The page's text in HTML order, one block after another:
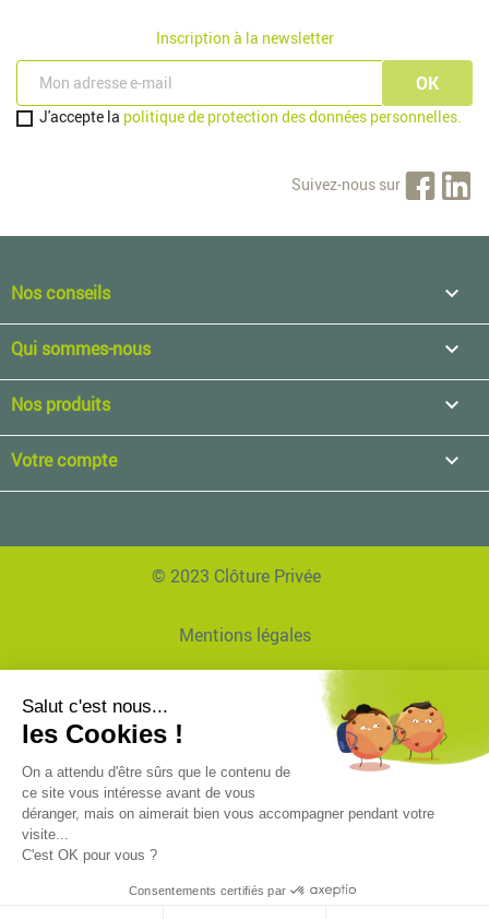
Inscription à la newsletter
J'accepte la politique de protection des données personnelles.
Suivez-nous sur
Nos conseils 
Qui sommes-nous 
Nos produits 
Votre compte 
© 2023 Clôture Privée
Mentions légales
Données personnelles
Réalisation Agence EVVI
Plan de site